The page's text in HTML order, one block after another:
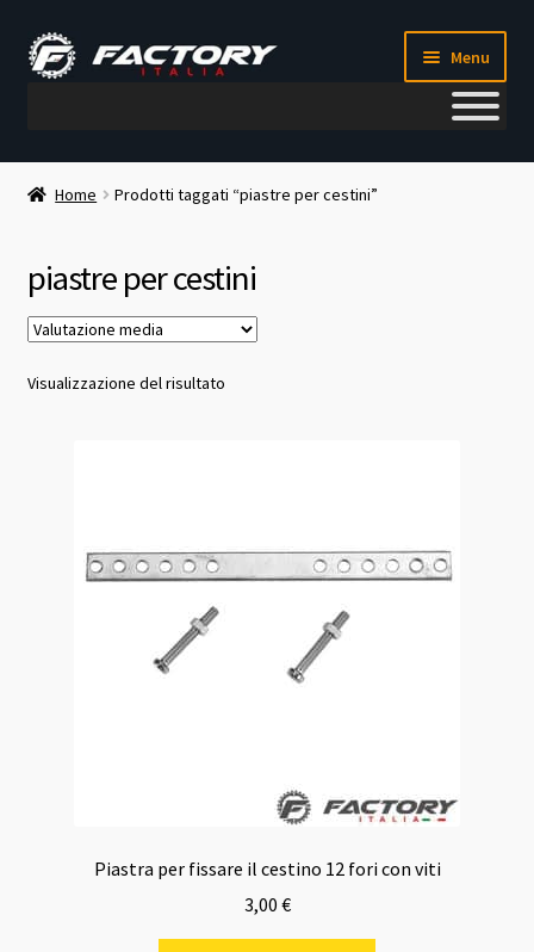
Vai
alla
Vai
al
Menu
Il mio account
Chi siamo
Home Prodotti taggati “piastre per cestini”
piastre per cestini
Visualizzazione del risultato
Piastra per fissare il cestino 12 fori con viti
3,00 €